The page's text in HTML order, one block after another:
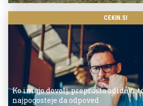
CEKIN.SI
Ko imajo dovolj, preprosto odidejo:
najpogosteje da odpoved